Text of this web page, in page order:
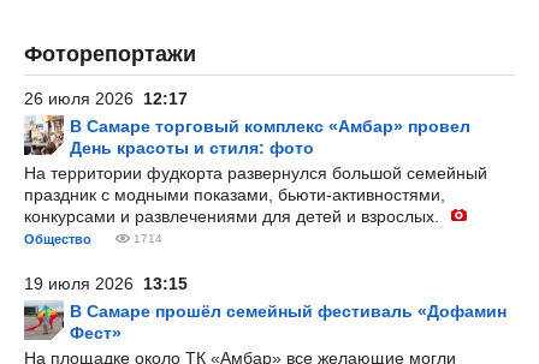
Фоторепортажи
26 июля 2026 12:17
В Самаре торговый комплекс «Амбар» провел
День красоты и стиля: фото
На территории фудкорта развернулся большой семейный
праздник с модными показами, бьюти-активностями,
конкурсами и развлечениями для детей и взрослых.
Общество 1714
19 июля 2026 13:15
В Самаре прошёл семейный фестиваль «Дофамин
Фест»
На площадке около ТК «Амбар» все желающие могли